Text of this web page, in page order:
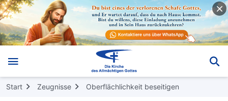
Start Zeugnisse Oberflächlichkeit beseitigen